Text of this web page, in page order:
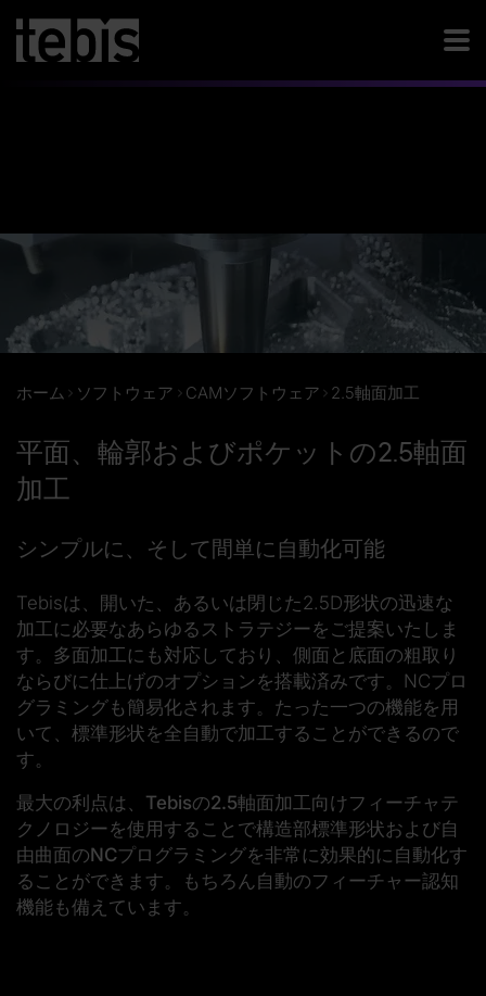
ホーム ソフトウェア CAMソフトウェア 2.5軸面加工
平面、輪郭およびポケットの2.5軸面
加工
シンプルに、そして間単に自動化可能
Tebisは、開いた、あるいは閉じた2.5D形状の迅速な
加工に必要なあらゆるストラテジーをご提案いたしま
す。多面加工にも対応しており、側面と底面の粗取り
ならびに仕上げのオプションを搭載済みです。NCプロ
グラミングも簡易化されます。 たった一つの機能を用
いて、 標準形状を全自動で加工することができるので
す。
最大の利点は、 Tebisの2.5軸面加工向けフィーチャテ
クノロジーを使用することで構造部標準形状および自
由曲面のNCプログラミングを非常に効果的に 自動化す
ることができます。もちろん自動のフィーチャー認知
機能も備えています。